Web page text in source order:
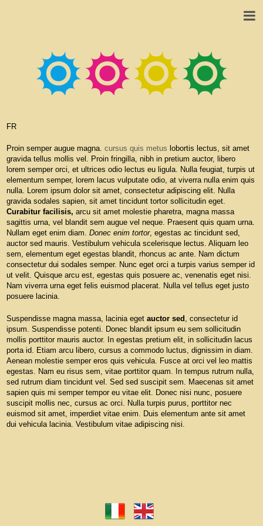
FR
Proin semper augue magna.cursus quis metus lobortis lectus, sit amet
gravida tellus mollis vel. Proin fringilla, nibh in pretium auctor, libero
lorem semper orci, et ultrices odio lectus eu ligula. Nulla feugiat, turpis ut
elementum semper, lorem lacus vulputate odio, at viverra nulla enim quis
nulla. Lorem ipsum dolor sit amet, consectetur adipiscing elit. Nulla
gravida sodales sapien, sit amet tincidunt tortor sollicitudin eget.
Curabitur facilisis, arcu sit amet molestie pharetra, magna massa
sagittis urna, vel blandit sem augue vel neque. Praesent quis quam urna.
Nullam eget enim diam. Donec enim tortor, egestas ac tincidunt sed,
auctor sed mauris. Vestibulum vehicula scelerisque lectus. Aliquam leo
sem, elementum eget egestas blandit, rhoncus ac ante. Nam dictum
consectetur dui sodales semper. Nunc eget orci a turpis varius semper id
ut velit. Quisque arcu est, egestas quis posuere ac, venenatis eget nisi.
Nam viverra urna eget felis euismod placerat. Nulla vel tellus eget justo
posuere lacinia.
Suspendisse magna massa, lacinia egetauctor sed
, consectetur id
ipsum. Suspendisse potenti. Donec blandit ipsum eu sem sollicitudin
mollis porttitor mauris auctor. In egestas pretium elit, in sollicitudin lacus
porta id. Etiam arcu libero, cursus a commodo luctus, dignissim in diam.
Aenean molestie semper eros quis vehicula. Fusce at orci vel leo mattis
egestas. Nam eu risus sem, vitae porttitor quam. In tempus rutrum nulla,
sed rutrum diam tincidunt vel. Sed sed suscipit sem. Maecenas sit amet
sapien quis mi semper tempor eu vitae elit. Donec nisi nunc, posuere
suscipit mollis nec, cursus ac orci. Nulla turpis purus, porttitor nec
euismod sit amet, imperdiet vitae enim. Duis elementum ante sit amet
dui vehicula lacinia. Vestibulum vitae adipiscing nisi.